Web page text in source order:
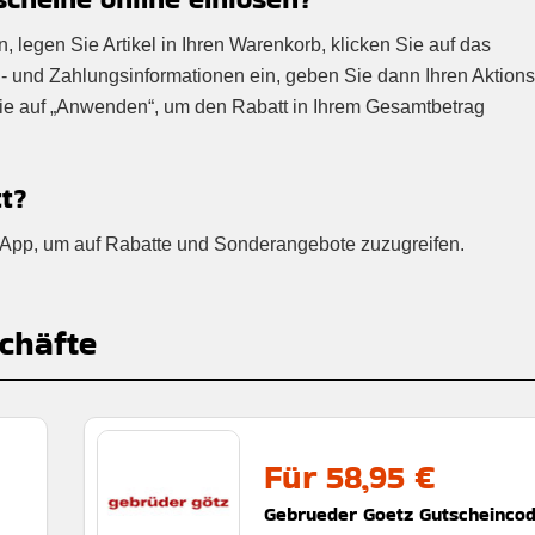
legen Sie Artikel in Ihren Warenkorb, klicken Sie auf das
und Zahlungsinformationen ein, geben Sie dann Ihren
„Anwenden“, um den Rabatt in Ihrem Gesamtbetrag
um auf Rabatte und Sonderangebote zuzugreifen.
Für 58,95 €
Gebrueder Goetz